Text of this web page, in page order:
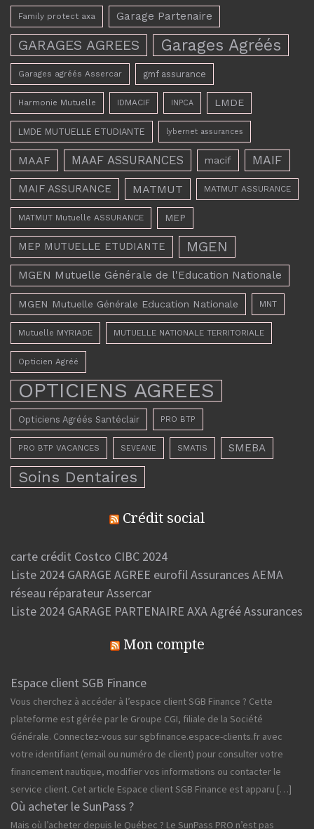
Family protect axa Garage Partenaire
GARAGES AGREES Garages Agréés
Garages agréés Assercar gmf assurance
Harmonie Mutuelle IDMACIF INPCA LMDE
LMDE MUTUELLE ETUDIANTE lybernet assurances
MAAF MAAF ASSURANCES macif MAIF
MAIF ASSURANCE MATMUT MATMUT ASSURANCE
MATMUT Mutuelle ASSURANCE MEP
MEP MUTUELLE ETUDIANTE MGEN
MGEN Mutuelle Générale de l'Education Nationale
MGEN Mutuelle Générale Education Nationale MNT
Mutuelle MYRIADE MUTUELLE NATIONALE TERRITORIALE
Opticien Agréé
OPTICIENS AGREES
Opticiens Agréés Santéclair PRO BTP
PRO BTP VACANCES SEVEANE SMATIS SMEBA
Soins Dentaires
Crédit social
carte crédit Costco CIBC 2024
Liste 2024 GARAGE AGREE eurofil Assurances AEMA
réseau réparateur Assercar
Liste 2024 GARAGE PARTENAIRE AXA Agréé Assurances
Mon compte
Espace client SGB Finance
Vous cherchez à accéder à l’espace client SGB Finance ? Cette
plateforme est gérée par le Groupe CGI, filiale de la Société
Générale. Connectez-vous sur sgbfinance.espace-clients.fr avec
votre identifiant (email ou numéro de client) pour consulter votre
financement nautique, modifier vos informations ou contacter le
service client. Cet article Espace client SGB Finance est apparu […]
Où acheter le SunPass ?
Mais où l’acheter depuis le Québec ? Le SunPass PRO n’est pas